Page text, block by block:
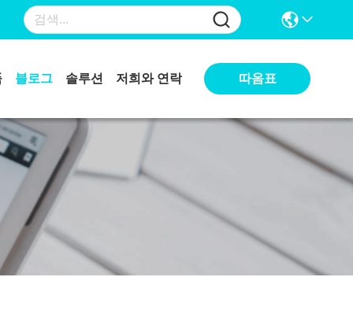
블로그 솔루션 저희와 연락 따옴표